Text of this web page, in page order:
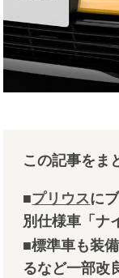
この記事をま
■プリウスに
別仕様車「ナ
■標準車も装
るなど一部改